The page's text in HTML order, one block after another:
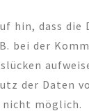
hin, dass die
bei der
der Daten
möglich.